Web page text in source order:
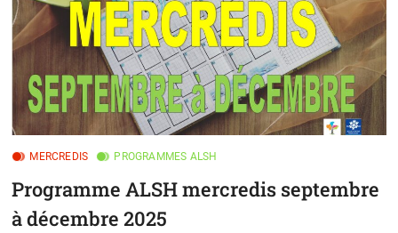
MERCREDIS PROGRAMMES ALSH
Programme ALSH mercredis septembre
à décembre 2025